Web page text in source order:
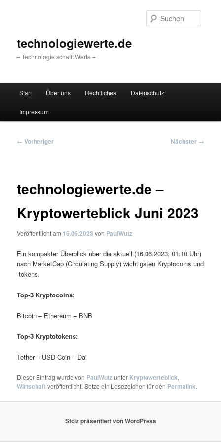
technologiewerte.de
– Technologie schafft Werte –
Start Über uns Rechtliches Datenschutz
Impressum
Beitragsnavigation
← Vorheriger Nächster →
technologiewerte.de –
Kryptowerteblick Juni 2023
Veröffentlicht am 16.06.2023 von PaulWutz
Ein kompakter Überblick über die aktuell (16.06.2023; 01:10 Uhr)
nach MarketCap (Circulating Supply) wichtigsten Kryptocoins und
-tokens.
Top-3 Kryptocoins:
Bitcoin – Ethereum – BNB
Top-3 Kryptotokens:
Tether – USD Coin – Dai
Dieser Eintrag wurde von PaulWutzunter Kryptowerteblick,
Wirtschaftveröffentlicht. Setze ein Lesezeichen für den Permalink.
Stolz präsentiert von WordPress